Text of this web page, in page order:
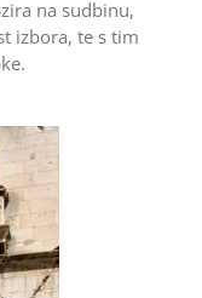
na sudbinu,
izbora, te s tim